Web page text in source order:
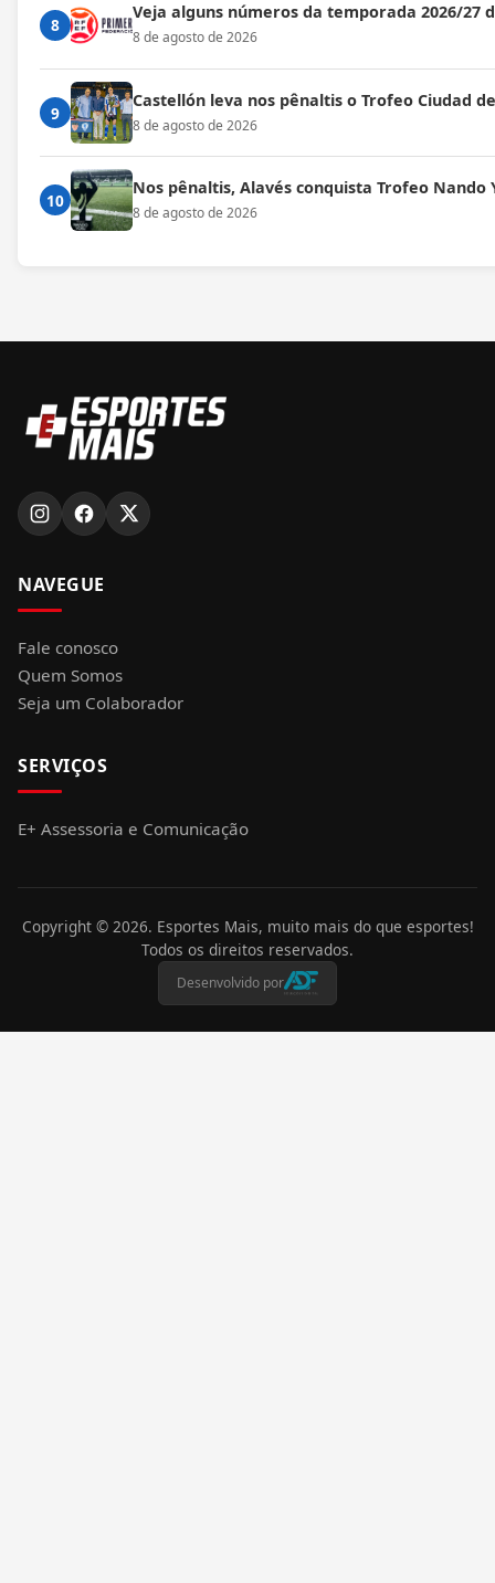
8
Veja alguns números da temporada 2026/27
8 de agosto de 2026
9
Castellón leva nos pênaltis o Trofeo Ciudad
8 de agosto de 2026
10
Nos pênaltis, Alavés conquista Trofeo Nando
8 de agosto de 2026
NAVEGUE
Fale conosco
Quem Somos
Seja um Colaborador
SERVIÇOS
E+ Assessoria e Comunicação
Copyright © 2026. Esportes Mais, muito mais do que esportes!
Todos os direitos reservados.
Desenvolvido por